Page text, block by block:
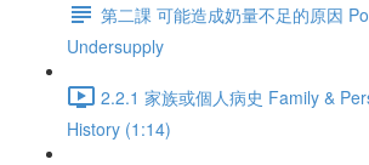
第二課 可能造成奶量不足的原因
Undersupply
2.2.1 家族或個人病史 Family &
History (1:14)